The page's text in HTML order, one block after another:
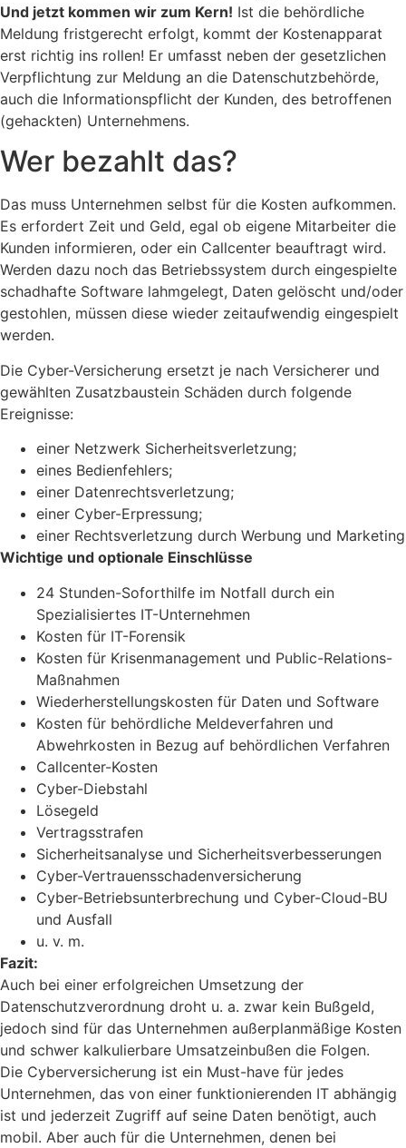
Und jetzt kommen wir zum Kern! Ist die behördliche
Meldung fristgerecht erfolgt, kommt der Kostenapparat
erst richtig ins rollen! Er umfasst neben der gesetzlichen
Verpflichtung zur Meldung an die Datenschutzbehörde,
auch die Informationspflicht der Kunden, des betroffenen
(gehackten) Unternehmens.
Wer bezahlt das?
Das muss Unternehmen selbst für die Kosten aufkommen.
Es erfordert Zeit und Geld, egal ob eigene Mitarbeiter die
Kunden informieren, oder ein Callcenter beauftragt wird.
Werden dazu noch das Betriebssystem durch eingespielte
schadhafte Software lahmgelegt, Daten gelöscht und/oder
gestohlen, müssen diese wieder zeitaufwendig eingespielt
werden.
Die Cyber-Versicherung ersetzt je nach Versicherer und
gewählten Zusatzbaustein Schäden durch folgende
Ereignisse:
einer Netzwerk Sicherheitsverletzung;
eines Bedienfehlers;
einer Datenrechtsverletzung;
einer Cyber-Erpressung;
einer Rechtsverletzung durch Werbung und Marketing
Wichtige und optionale Einschlüsse
24 Stunden-Soforthilfe im Notfall durch ein
Spezialisiertes IT-Unternehmen
Kosten für IT-Forensik
Kosten für Krisenmanagement und Public-Relations-
Maßnahmen
Wiederherstellungskosten für Daten und Software
Kosten für behördliche Meldeverfahren und
Abwehrkosten in Bezug auf behördlichen Verfahren
Callcenter-Kosten
Cyber-Diebstahl
Lösegeld
Vertragsstrafen
Sicherheitsanalyse und Sicherheitsverbesserungen
Cyber-Vertrauensschadenversicherung
Cyber-Betriebsunterbrechung und Cyber-Cloud-BU
und Ausfall
u. v. m.
Fazit:
Auch bei einer erfolgreichen Umsetzung der
Datenschutzverordnung droht u. a. zwar kein Bußgeld,
jedoch sind für das Unternehmen außerplanmäßige Kosten
und schwer kalkulierbare Umsatzeinbußen die Folgen.
Die Cyberversicherung ist ein Must-have für jedes
Unternehmen, das von einer funktionierenden IT abhängig
ist und jederzeit Zugriff auf seine Daten benötigt, auch
mobil. Aber auch für die Unternehmen, denen bei